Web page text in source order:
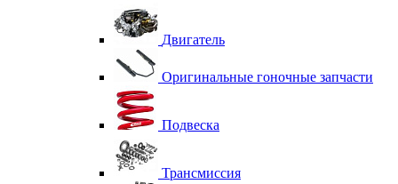
Двигатель
Оригинальные гоночные запчасти
Подвеска
Трансмиссия